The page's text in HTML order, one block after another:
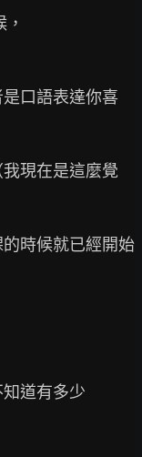
口語表達你喜
現在是這麼覺
時候就已經開始
道有多少